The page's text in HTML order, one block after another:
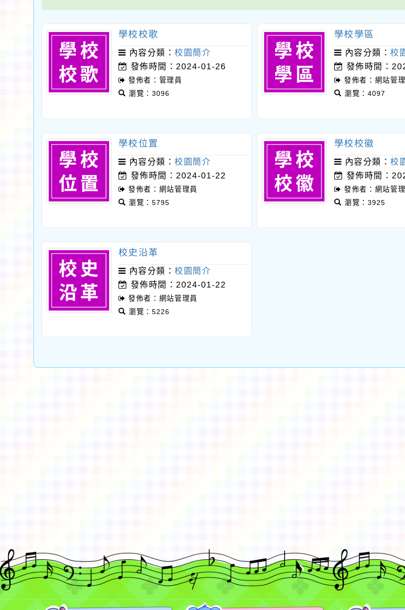
學校校歌
內容分類：校園簡介
發佈時間：2024-01-26
發佈者：管理員
瀏覽：3096
學校學區
內容分類：校
發佈時間：
發佈者：網站管
瀏覽：4097
學校位置
內容分類：校園簡介
發佈時間：2024-01-22
發佈者：網站管理員
瀏覽：5795
學校校徽
內容分類：校
發佈時間：
發佈者：網站管
瀏覽：3925
校史沿革
內容分類：校園簡介
發佈時間：2024-01-22
發佈者：網站管理員
瀏覽：5226